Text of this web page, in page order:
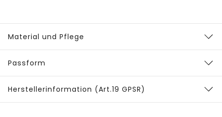
Material und Pflege
Passform
Herstellerinformation (Art.19 GPSR)